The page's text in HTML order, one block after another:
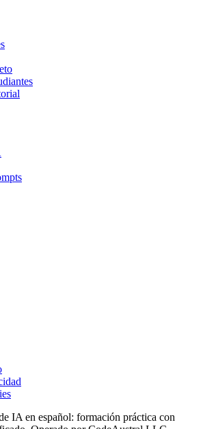
IA en español: formación práctica con